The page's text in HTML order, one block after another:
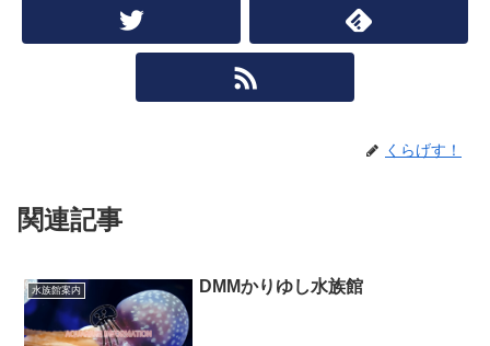
くらげす！
関連記事
水族館案内 DMMかりゆし水族館